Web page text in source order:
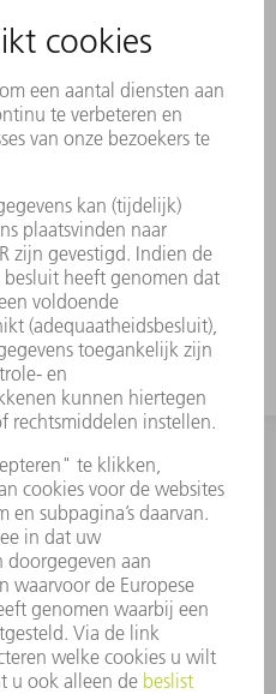
vragen
400
- 17.00 uur